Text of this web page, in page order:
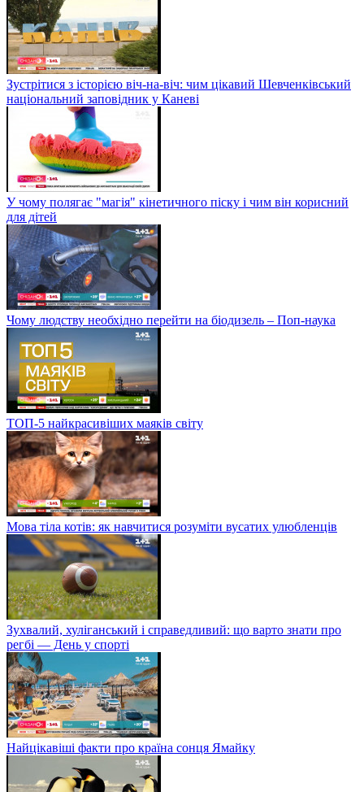
Зустрітися з історією віч-на-віч: чим цікавий Шевченківський
національний заповідник у Каневі
У чому полягає "магія" кінетичного піску і чим він корисний
для дітей
Чому людству необхідно перейти на біодизель – Поп-наука
ТОП-5 найкрасивіших маяків світу
Мова тіла котів: як навчитися розуміти вусатих улюбленців
Зухвалий, хуліганський і справедливий: що варто знати про
регбі — День у спорті
Найцікавіші факти про країна сонця Ямайку